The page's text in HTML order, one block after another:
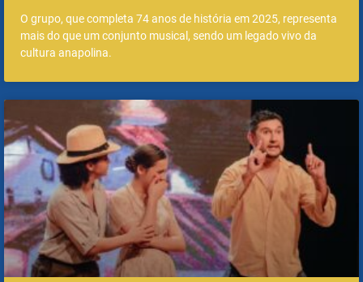
O grupo, que completa 74 anos de história em 2025, representa
mais do que um conjunto musical, sendo um legado vivo da
cultura anapolina.